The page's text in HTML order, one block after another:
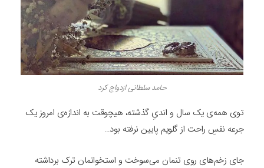
حامد سلطانی ازدواج کرد
توی همه‌ی یک سال و اندیِ گذشته، هیچوقت به اندازه‌ی امروز یک
جرعه نفسِ راحت از گلویم پایین نرفته بود…
جای زخم‌های روی تنمان می‌سوخت و استخوانمان ترک برداشته